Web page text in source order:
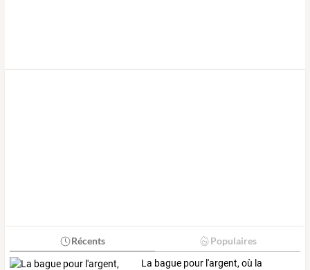
Récents Populaires
La bague pour l'argent, où la